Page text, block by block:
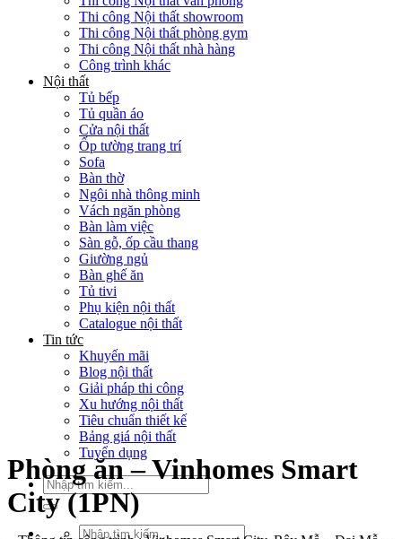
Thi công Nội thất showroom
Thi công Nội thất phòng gym
Thi công Nội thất nhà hàng
Công trình khác
Nội thất
Tủ bếp
Tủ quần áo
Cửa nội thất
Ốp tường trang trí
Sofa
Bàn thờ
Ngôi nhà thông minh
Vách ngăn phòng
Bàn làm việc
Sàn gỗ, ốp cầu thang
Giường ngủ
Bàn ghế ăn
Tủ tivi
Phụ kiện nội thất
Catalogue nội thất
Tin tức
Khuyến mãi
Blog nội thất
Giải pháp thi công
Xu hướng nội thất
Tiêu chuẩn thiết kế
Bảng giá nội thất
Tuyển dụng
Tìm
kiếm:
Tìm
Phòng ăn – Vinhomes Smart
City (1PN)